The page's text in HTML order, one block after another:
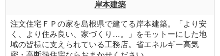
岸本建築
注文住宅ＦＰの家を島根県で建てる岸本建築。「より安
く、より住み良い、家づくり…。」をモットーにした地
域の皆様に支えられている工務店。省エネルギー高気